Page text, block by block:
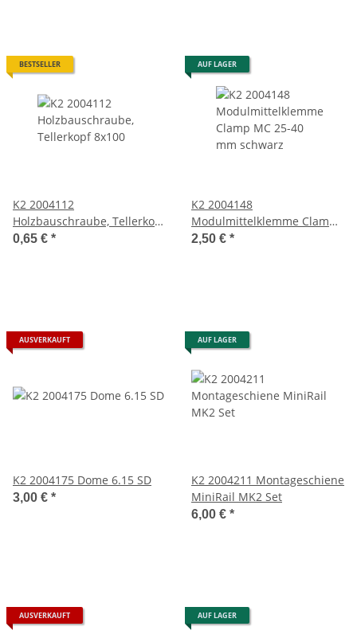
BESTSELLER
K2 2004112
Holzbauschraube, Tellerkopf
8x100
0,65 € *
AUF LAGER
K2 2004148
Modulmittelklemme Clamp
MC 25-40 mm schwarz
2,50 € *
AUSVERKAUFT
K2 2004175 Dome 6.15 SD
3,00 € *
AUF LAGER
K2 2004211 Montageschiene
MiniRail MK2 Set
6,00 € *
AUSVERKAUFT AUF LAGER